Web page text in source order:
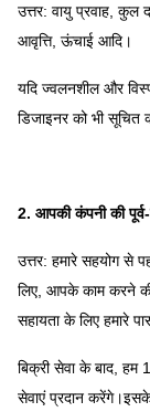
उत्तर: वायु प्रवाह, कुल
आवृत्ति, ऊंचाई आदि।
यदि ज्वलनशील और
डिजाइनर को भी सूचित
2. आपकी कंपनी की
उत्तर: हमारे सहयोग से
लिए, आपके काम करने
सहायता के लिए हमारे
बिक्री सेवा के बाद, हम
सेवाएं प्रदान